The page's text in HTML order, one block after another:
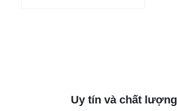
Uy tín và chất lượng